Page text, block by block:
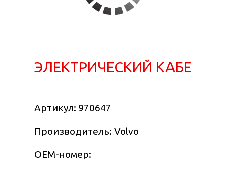
ЭЛЕКТРИЧЕСКИЙ КАБЕ
Артикул: 970647
Производитель: Volvo
OEM-номер: